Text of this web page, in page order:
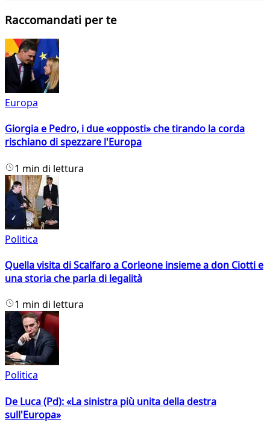
Raccomandati per te
Europa
Giorgia e Pedro, i due «opposti» che tirando la corda
rischiano di spezzare l'Europa
1 min di lettura
Politica
Quella visita di Scalfaro a Corleone insieme a don Ciotti e
una storia che parla di legalità
1 min di lettura
Politica
De Luca (Pd): «La sinistra più unita della destra
sull'Europa»